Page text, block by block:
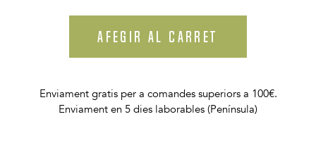
AFEGIR AL CARRET
Enviament gratis per a comandes superiors a 100€.
Enviament en 5 dies laborables (Península)